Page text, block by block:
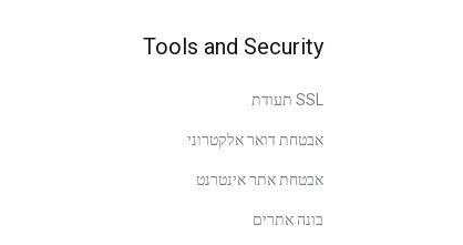
Tools and Security
SSL תעודת
אבטחת דואר אלקטרוני
אבטחת אתר אינטרנט
בונה אתרים